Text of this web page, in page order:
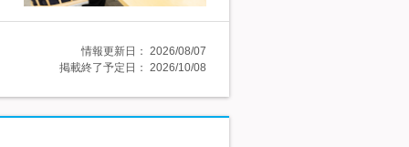
情報更新日： 2026/08/07
掲載終了予定日： 2026/10/08